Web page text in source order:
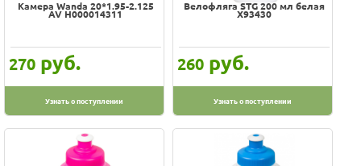
Камера Wanda 20*1.95-2.125
AV H000014311
270 руб.
Узнать о поступлении
Велофляга STG 200 мл белая
Х93430
260 руб.
Узнать о поступлении